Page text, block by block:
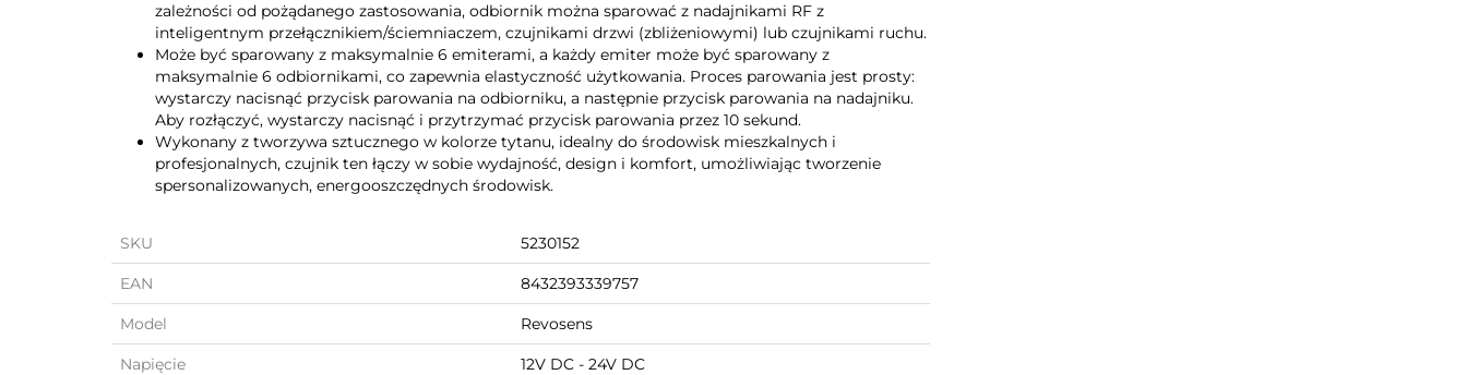
zależności od pożądanego zastosowania, odbiornik można sparować z nadajnikami RF z
inteligentnym przełącznikiem/ściemniaczem, czujnikami drzwi (zbliżeniowymi) lub czujnikami ruchu.
Może być sparowany z maksymalnie 6 emiterami, a każdy emiter może być sparowany z
maksymalnie 6 odbiornikami, co zapewnia elastyczność użytkowania. Proces parowania jest prosty:
wystarczy nacisnąć przycisk parowania na odbiorniku, a następnie przycisk parowania na nadajniku.
Aby rozłączyć, wystarczy nacisnąć i przytrzymać przycisk parowania przez 10 sekund.
Wykonany z tworzywa sztucznego w kolorze tytanu, idealny do środowisk mieszkalnych i
profesjonalnych, czujnik ten łączy w sobie wydajność, design i komfort, umożliwiając tworzenie
spersonalizowanych, energooszczędnych środowisk.
SKU 5230152
EAN 8432393339757
Model Revosens
Napięcie 12V DC - 24V DC